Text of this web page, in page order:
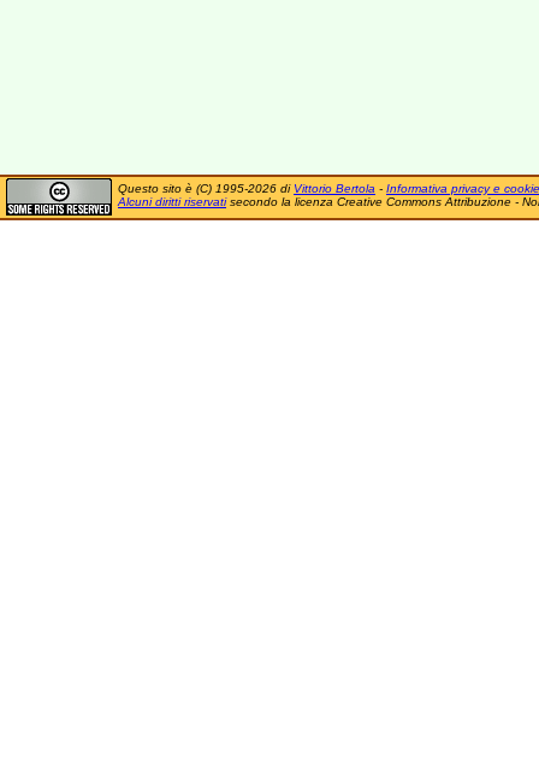
Questo sito è (C) 1995-2026 di Vittorio Bertola - Informativa privacy e cookie
Alcuni diritti riservatisecondo la licenza Creative Commons Attribuzione -